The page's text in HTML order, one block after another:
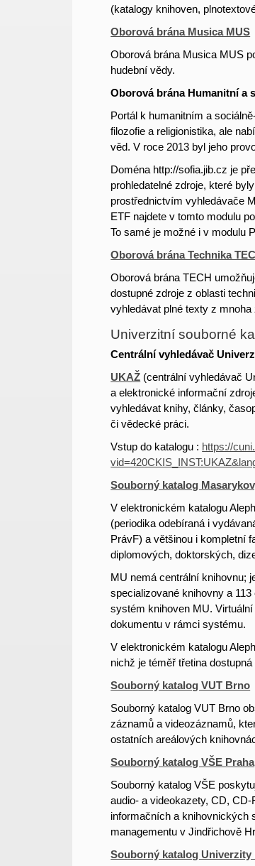
(katalogy knihoven,
Oborová brána Musica MUS
Oborová brána Musica MUS
hudební vědy.
Oborová brána Humanitní a
Portál k humanitním a
filozofie a religionistika, ale
věd. V roce 2013 byl jeho
Doména http://sofia.jib.cz je
prohledatelné zdroje, které
prostřednictvím vyhledávače
ETF najdete v tomto modulu
To samé je možné i v modulu
Oborová brána Technika
Oborová brána TECH
dostupné zdroje z oblasti
vyhledávat plné texty z mnoha
Univerzitní souborné
Centrální vyhledávač
UKAŽ (centrální vyhledávač
a elektronické informační
vyhledávat knihy, články,
či vědecké práci.
Vstup do katalogu : https://
Souborný katalog
V elektronickém katalogu
(periodika odebíraná i
PrávF) a většinou i kompletní
diplomových, doktorských,
MU nemá centrální knihovnu;
specializované knihovny a
systém knihoven MU.
dokumentu v rámci systému.
V elektronickém katalogu
nichž je téměř třetina
Souborný katalog VUT Brno
Souborný katalog VUT Brno
záznamů a videozáznamů,
ostatních areálových
Souborný katalog VŠE Praha
Souborný katalog VŠE
audio- a videokazety, CD,
informačních a knihovnických
managementu v Jindřichově
Souborný katalog Univerzity